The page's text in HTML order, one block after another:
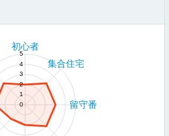
0
1
2
3
4
5
初心者
集合住宅
留守番